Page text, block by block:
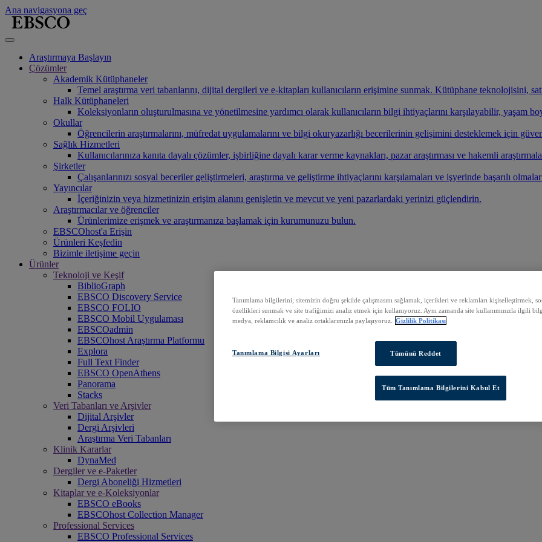
Ana navigasyona geç
Araştırmaya Başlayın
Çözümler
Akademik Kütüphaneler
Temel araştırma veri tabanlarını, dijital dergileri ve e-kitapları kullanıcıların erişimine sunmak. Kütüphane teknolojisini,
Halk Kütüphaneleri
Koleksiyonların oluşturulmasına ve yönetilmesine yardımcı olarak kullanıcıların bilgi ihtiyaçlarını karşılayabilir, yaşam
Okullar
Öğrencilerin araştırmalarını, müfredat uygulamalarını ve bilgi okuryazarlığı becerilerinin gelişimini desteklemek için
Sağlık Hizmetleri
Kullanıcılarınıza kanıta dayalı çözümler, işbirliğine dayalı karar verme kaynakları, pazar araştırması ve hakemli
Şirketler
Çalışanlarınızı sosyal beceriler geliştirmeleri, araştırma ve geliştirme ihtiyaçlarını karşılamaları ve işyerinde başarılı
Yayıncılar
İçeriğinizin veya hizmetinizin erişim alanını genişletin ve mevcut ve yeni pazarlardaki yerinizi güçlendirin.
Araştırmacılar ve öğrenciler
Ürünlerimize erişmek ve araştırmanıza başlamak için kurumunuzu bulun.
EBSCOhost'a Erişin
Ürünleri Keşfedin
Bizimle iletişime geçin
Ürünler
Teknoloji ve Keşif
BiblioGraph
EBSCO Discovery Service
EBSCO FOLIO
EBSCO Mobil Uygulaması
EBSCOadmin
EBSCOhost Araştırma Platformu
Explora
Full Text Finder
EBSCO OpenAthens
Panorama
Stacks
Veri Tabanları ve Arşivler
Dijital Arşivler
Dergi Arşivleri
Araştırma Veri Tabanları
Klinik Kararlar
DynaMed
Dergiler ve e-Paketler
Dergi Aboneliği Hizmetleri
Kitaplar ve e-Koleksiyonlar
EBSCO eBooks
EBSCOhost Collection Manager
Professional Services
EBSCO Professional Services
Tanımlama bilgilerini; sitemizin doğru şekilde çalışmasını sağlamak, içerikleri ve reklamları kişiselleştirmek,
özellikleri sunmak ve site trafiğimizi analiz etmek için kullanıyoruz. Aynı zamanda site kullanımınızla ilgili
medya, reklamcılık ve analiz ortaklarımızla paylaşıyoruz.
Gizlilik Politikası
Tanımlama Bilgisi Ayarları Tümünü Reddet
Tüm Tanımlama Bilgilerini Kabul Et